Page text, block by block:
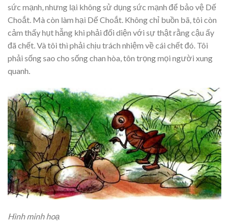
sức mạnh, nhưng lại không sử dụng sức mạnh để bảo vệ Dế
Choắt. Mà còn làm hại Dế Choắt. Không chỉ buồn bã, tôi còn
cảm thấy hụt hẫng khi phải đối diện với sự thật rằng cậu ấy
đã chết. Và tôi thì phải chịu trách nhiệm về cái chết đó. Tôi
phải sống sao cho sống chan hòa, tôn trọng mọi người xung
quanh.
Hình minh hoạ